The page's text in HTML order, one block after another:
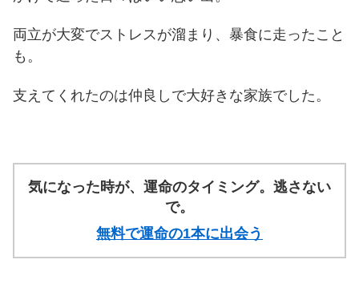
両立が大変でストレスが溜まり、暴食に走ったこと
も。
支えてくれたのは仲良しで大好きな家族でした。
気になった時が、運命のタイミング。逃さない
で。
無料で運命の1本に出会う